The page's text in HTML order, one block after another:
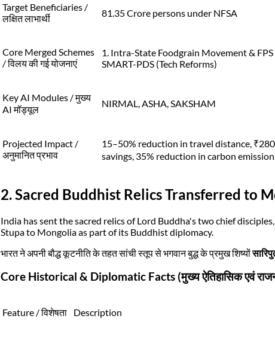
Target Beneficiaries /
लक्षित लाभार्थी
81.35 Crore persons under NFSA
Core Merged Schemes
/ विलय की गई योजनाएं
1. Intra-State Foodgrain Movement & FPS
SMART-PDS (Tech Reforms)
Key AI Modules / मुख्य
AI मॉड्यूल
NIRMAL, ASHA, SAKSHAM
Projected Impact /
अनुमानित प्रभाव
15–50% reduction in travel distance,
savings, 35% reduction in carbon
2. Sacred Buddhist Relics Transferred to
India has sent the sacred relics of Lord Buddha's two chief disciples,
Stupa to Mongolia as part of its Buddhist diplomacy.
भारत ने अपनी बौद्ध कूटनीति के तहत सांची स्तूप से भगवान बुद्ध के प्रमुख शिष्यों
Core Historical & Diplomatic Facts (मुख्य ऐतिहासिक एवं
Feature / विशेषता Description